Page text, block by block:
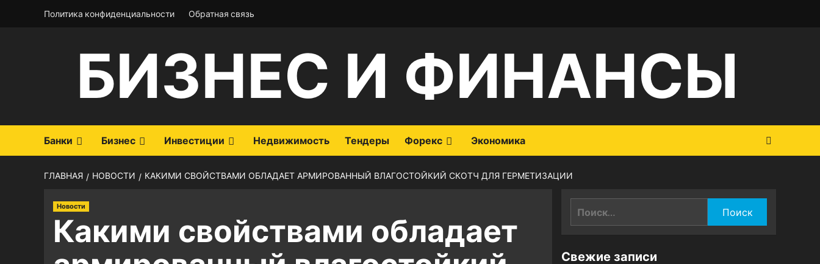
Политика конфиденциальности Обратная связь
БИЗНЕС И ФИНАНСЫ
Банки Бизнес Инвестиции Недвижимость Тендеры Форекс Экономика
ГЛАВНАЯ НОВОСТИ КАКИМИ СВОЙСТВАМИ ОБЛАДАЕТ АРМИРОВАННЫЙ ВЛАГОСТОЙКИЙ СКОТЧ ДЛЯ ГЕРМЕТИЗАЦИИ
Новости
Какими свойствами обладает
Свежие записи